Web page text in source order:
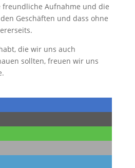
Aufnahme und die
Geschäften und dass ohne
die wir uns auch
sollten, freuen wir uns